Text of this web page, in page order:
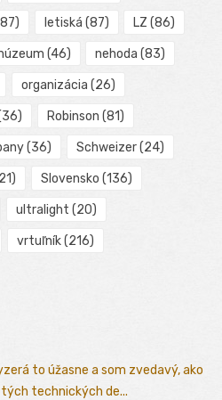
letiská (87) LZ (86)
(46) nehoda (83)
organizácia (26)
Robinson (81)
(36) Schweizer(24)
Slovensko (136)
ultralight (20)
vrtuľník(216)
to úžasne a som zvedavý, ako
technických de...